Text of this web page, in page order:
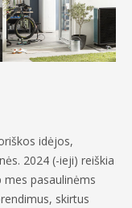
idėjos,
2024 (-ieji) reiškia
pasaulinėms
skirtus